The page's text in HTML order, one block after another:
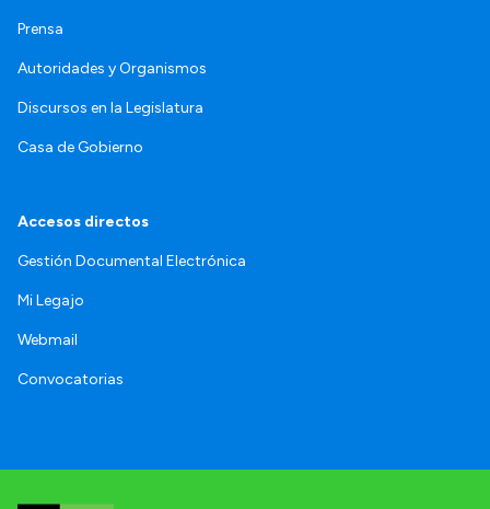
Prensa
Autoridades y Organismos
Discursos en la Legislatura
Casa de Gobierno
Accesos directos
Gestión Documental Electrónica
Mi Legajo
Webmail
Convocatorias